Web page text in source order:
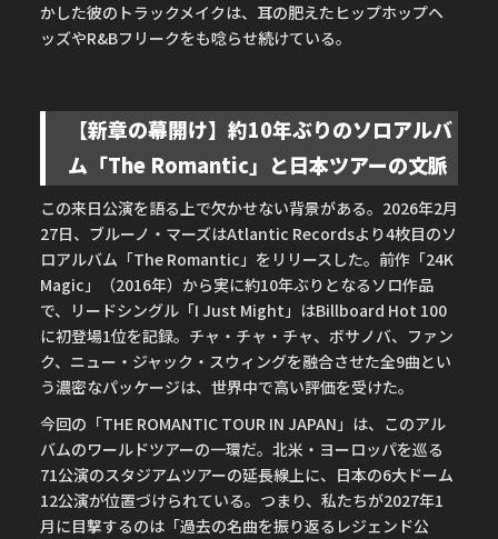
かした彼のトラックメイクは、耳の肥えたヒップホップヘ
ッズやR&Bフリークをも唸らせ続けている。
【新章の幕開け】約10年ぶりのソロアルバ
ム「The Romantic」と日本ツアーの文脈
この来日公演を語る上で欠かせない背景がある。2026年2月
27日、ブルーノ・マーズはAtlantic Recordsより4枚目のソ
ロアルバム「The Romantic」をリリースした。前作「24K
Magic」（2016年）から実に約10年ぶりとなるソロ作品
で、リードシングル「I Just Might」はBillboard Hot 100
に初登場1位を記録。チャ・チャ・チャ、ボサノバ、ファン
ク、ニュー・ジャック・スウィングを融合させた全9曲とい
う濃密なパッケージは、世界中で高い評価を受けた。
今回の「THE ROMANTIC TOUR IN JAPAN」は、このアル
バムのワールドツアーの一環だ。北米・ヨーロッパを巡る
71公演のスタジアムツアーの延長線上に、日本の6大ドーム
12公演が位置づけられている。つまり、私たちが2027年1
月に目撃するのは「過去の名曲を振り返るレジェンド公